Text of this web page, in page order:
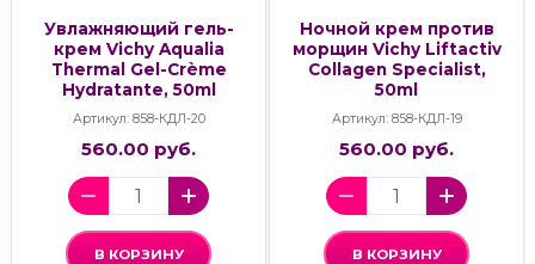
Увлажняющий гель-
крем Vichy Aqualia
Thermal Gel-Crème
Hydratante, 50ml
Артикул: 858-КДЛ-20
560.00 руб.
В КОРЗИНУ
Ночной крем против
морщин Vichy Liftactiv
Collagen Specialist,
50ml
Артикул: 858-КДЛ-19
560.00 руб.
В КОРЗИНУ